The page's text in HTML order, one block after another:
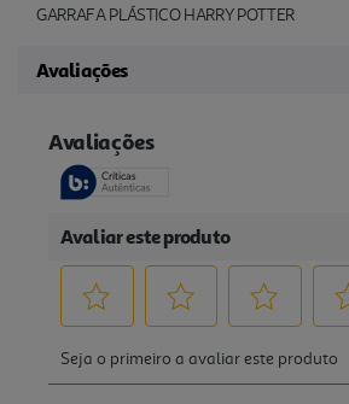
GARRAFA PLÁSTICO HARRY POTTER
Avaliações